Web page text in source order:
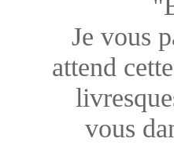
Je vous
attend
vous